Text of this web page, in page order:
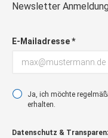
Newsletter
E-Mailadresse *
Ja, ich möchte
erhalten.
Datenschutz &